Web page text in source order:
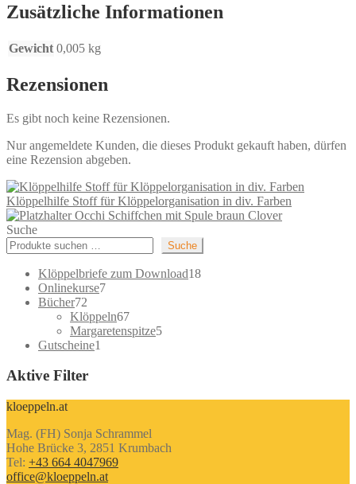
Zusätzliche Informationen
Gewicht 0,005 kg
Rezensionen
Es gibt noch keine Rezensionen.
Nur angemeldete Kunden, die dieses Produkt gekauft haben, dürfen
eine Rezension abgeben.
Klöppelhilfe Stoff für Klöppelorganisation in div. Farben
Occhi Schiffchen mit Spule braun Clover
Suche
Suche
Klöppelbriefe zum Download1818
Onlinekurse77
Bücher72
Produkte
Klöppeln6767
Produkte
Margaretenspitze55
Gutscheine1
Aktive Filter
kloeppeln.at
Mag. (FH) Sonja Schrammel
Hohe Brücke 3, 2851 Krumbach
Tel: +43 664 4047969
office@kloeppeln.at